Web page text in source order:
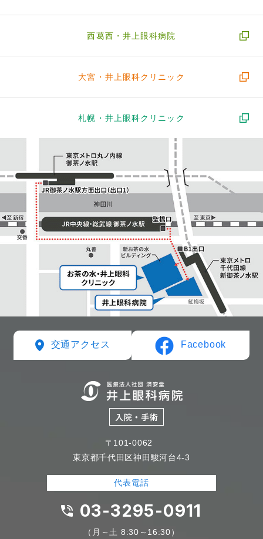
西葛西・ 井上眼科病院
大宮・ 井上眼科クリニック
札幌・ 井上眼科クリニック
交通アクセス Facebook
〒101-0062
東京都千代田区神田駿河台4-3
代表電話
03-3295-0911
（月～土 8:30～16:30）